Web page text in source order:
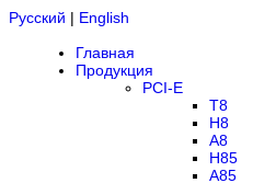
Русский | English
Главная
Продукция
PCI-E
T8
H8
A8
H85
A85